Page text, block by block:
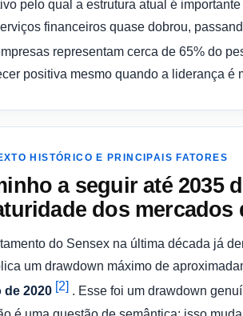
pelo qual a estrutura atual é
financeiros quase dobrou,
representam cerca de 65% do
positiva mesmo quando a liderança é
HISTÓRICO E PRINCIPAIS FATORES
a seguir até 2035
dos mercados
do Sensex na última década já
um drawdown máximo de
de 2020 [2] . Esse foi um drawdown